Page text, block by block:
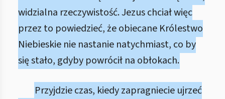
widzialna rzeczywistość. Jezus chciał więc
przez to powiedzieć, że obiecane Królestwo
Niebieskie nie nastanie natychmiast, co by
się stało, gdyby powrócił na obłokach.
Przyjdzie czas, kiedy zapragniecie ujrzeć